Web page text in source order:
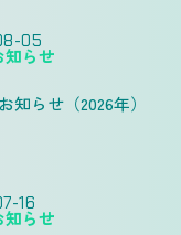
05
知らせ
知らせ（2026年）
16
知らせ